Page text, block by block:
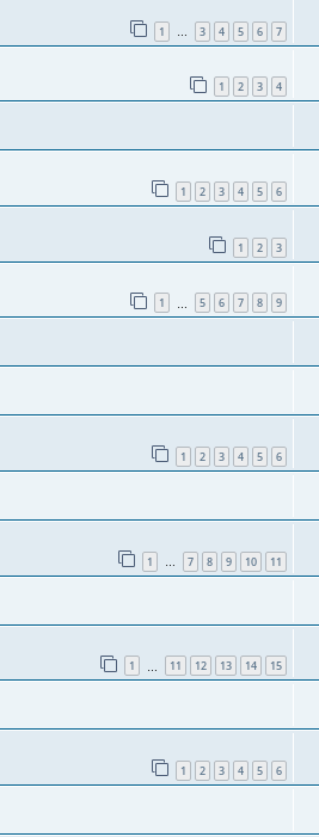
1 … 3 4 5 6 7
1 2 3 4
1 2 3 4 5 6
1 2 3
1 5 6 7 8 9
1 2 3 4 5 6
1 7 8 9 10 11
1 11 12 13 14 15
1 2 3 4 5 6